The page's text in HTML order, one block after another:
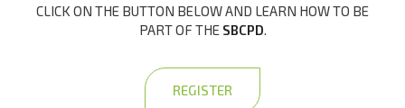
CLICK ON THE BUTTON BELOW AND LEARN HOW TO BE
PART OF THE SBCPD.
REGISTER